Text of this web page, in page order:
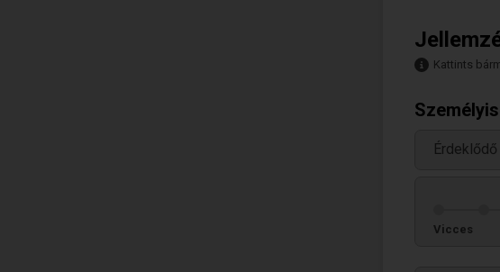
Kattints
Érdeklődő
Vicces